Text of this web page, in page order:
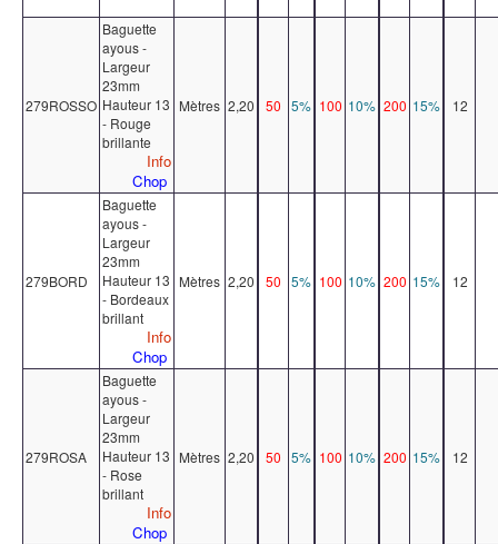
279ROSSO
Baguette
ayous -
Largeur
23mm
Hauteur 13
- Rouge
brillante
Info
Chop
Mètres 2,20 50 5% 100 10% 200 15% 12
279BORD
Baguette
ayous -
Largeur
23mm
Hauteur 13
- Bordeaux
brillant
Info
Chop
Mètres 2,20 50 5% 100 10% 200 15% 12
279ROSA
Baguette
ayous -
Largeur
23mm
Hauteur 13
- Rose
brillant
Info
Chop
Mètres 2,20 50 5% 100 10% 200 15% 12